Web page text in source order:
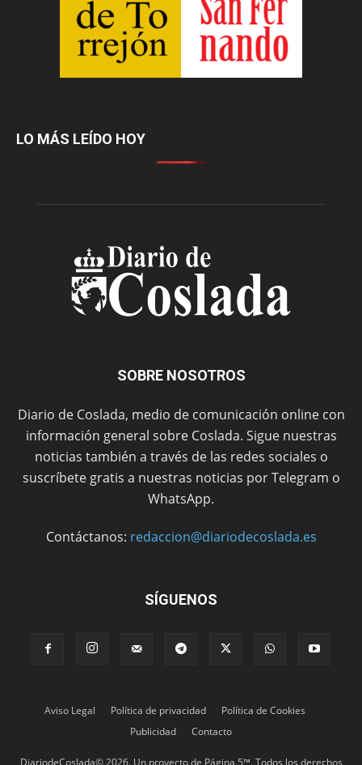
LO MÁS LEÍDO HOY
SOBRE NOSOTROS
Diario de Coslada, medio de comunicación online con
información general sobre Coslada. Sigue nuestras
noticias también a través de las redes sociales o
suscríbete gratis a nuestras noticias por Telegram o
WhatsApp.
Contáctanos: redaccion@diariodecoslada.es
SÍGUENOS
Aviso Legal Política de privacidad
Política de Cookies
Publicidad
Contacto